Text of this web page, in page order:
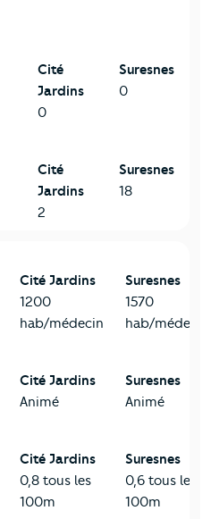
Cité
Jardins
0
Suresnes
0
Cité
Jardins
2
Suresnes
18
Cité Jardins
1200
hab/médecin
Suresnes
1570
hab/médecin
Cité Jardins
Animé
Suresnes
Animé
Cité Jardins
0,8 tous les
100m
Suresnes
0,6 tous les
100m